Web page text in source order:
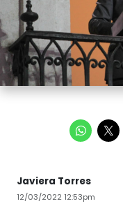
Javiera Torres
12/03/2022 12:53pm